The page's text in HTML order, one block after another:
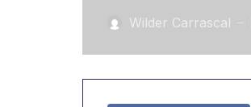
Wilder Carrascal —